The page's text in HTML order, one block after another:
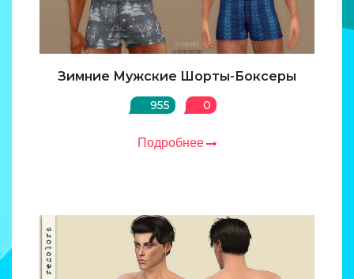
Зимние Мужские Шорты-Боксеры
955 0
Подробнее